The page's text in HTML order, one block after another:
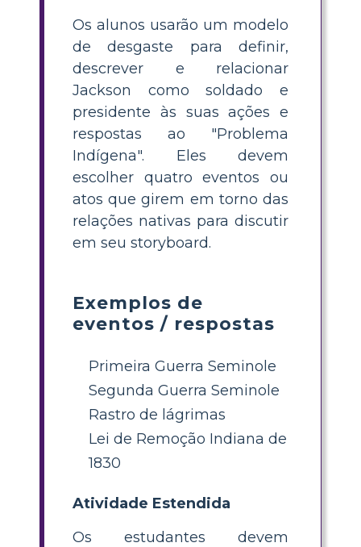
Os alunos usarão um modelo
de desgaste para definir,
descrever e relacionar
Jackson como soldado e
presidente às suas ações e
respostas ao "Problema
Indígena". Eles devem
escolher quatro eventos ou
atos que girem em torno das
relações nativas para discutir
em seu storyboard.
Exemplos de
eventos / respostas
Primeira Guerra Seminole
Segunda Guerra Seminole
Rastro de lágrimas
Lei de Remoção Indiana de
1830
Atividade Estendida
Os estudantes devem